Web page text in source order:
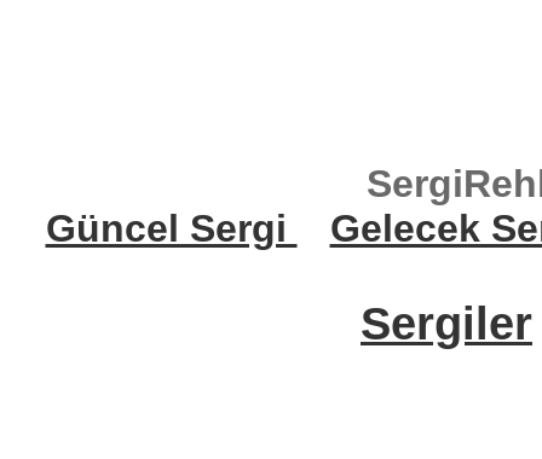
Güncel Sergi
Gelecek
Sergiler